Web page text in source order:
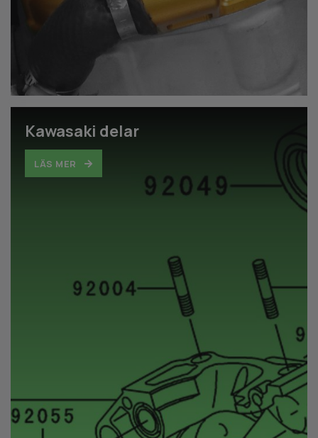
Kawasaki delar
LÄS MER